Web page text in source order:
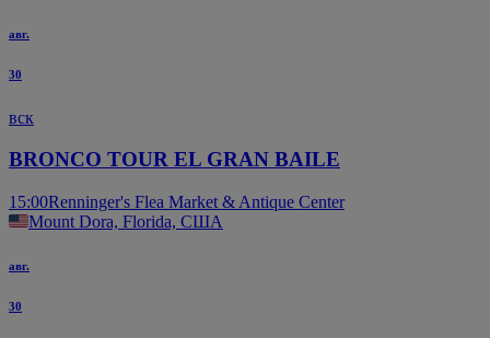
авг.
30
вск
BRONCO TOUR EL GRAN BAILE
15:00Renninger's Flea Market & Antique Center
Mount Dora, Florida, США
авг.
30